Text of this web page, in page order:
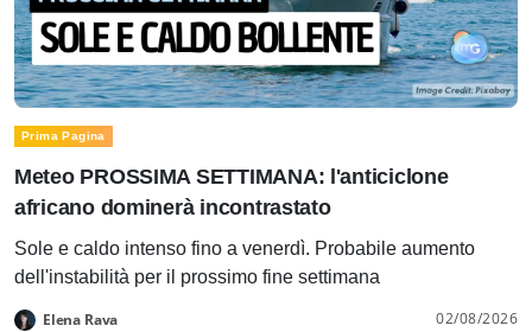
Prima Pagina
Meteo PROSSIMA SETTIMANA: l'anticiclone
africano dominerà incontrastato
Sole e caldo intenso fino a venerdì. Probabile aumento
dell'instabilità per il prossimo fine settimana
Elena Rava 02/08/2026